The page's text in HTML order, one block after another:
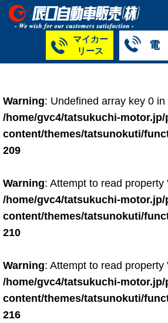
電
4427
050-5268-
8009
2318
0024
2424
4430
マイカー
リース
Warning: Undefined array key 0 in
/home/gvc4/tatsukuchi-
content/themes/tatsunokuti/
209
Warning: Attempt to read property
/home/gvc4/tatsukuchi-
content/themes/tatsunokuti/
210
Warning: Attempt to read property
/home/gvc4/tatsukuchi-
content/themes/tatsunokuti/
216